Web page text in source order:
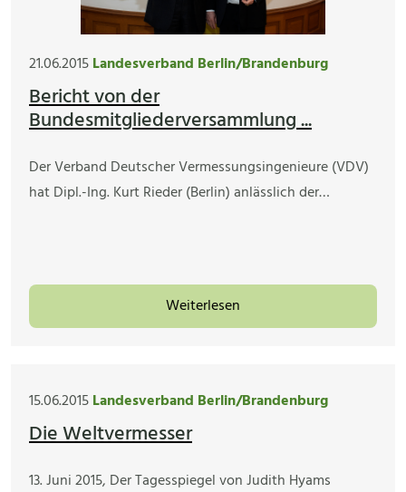
21.06.2015Landesverband Berlin/Brandenburg
Bericht von der
Bundesmitgliederversammlung ...
Der Verband Deutscher Vermessungsingenieure (VDV)
hat Dipl.-Ing. Kurt Rieder (Berlin) anlässlich der…
Weiterlesen
15.06.2015Landesverband Berlin/Brandenburg
Die Weltvermesser
13. Juni 2015, Der Tagesspiegel von Judith Hyams